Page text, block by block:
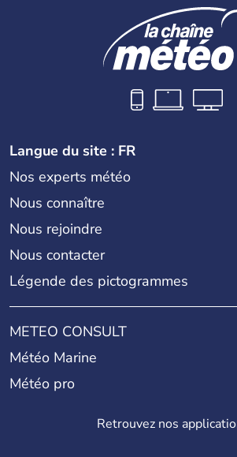
Langue du site : FR
Nos experts météo
Nous connaître
Nous rejoindre
Nous contacter
Légende des pictogrammes
METEO CONSULT
Météo Marine
Météo pro
Retrouvez nos